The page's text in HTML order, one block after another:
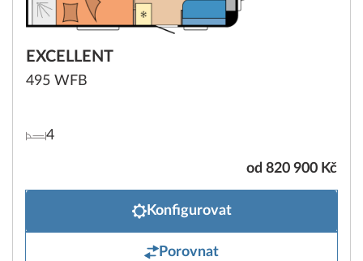
EXCELLENT
495 WFB
4
od 820 900 Kč
Konfigurovat
Porovnat